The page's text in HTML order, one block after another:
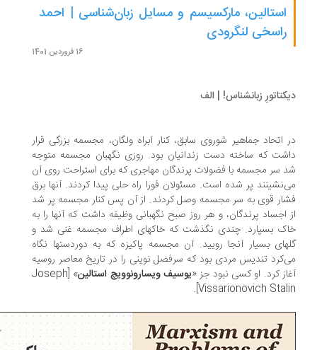
استالین، مارکسیسم و مسایل زبان‌شناسی | احمد
راسخی لنگرودی
زبانشناس! ‌| الف
اتحاد جماهیر شوروی سابق، کنار آبراه ولگان، مجسمه بزرگی قرار
که ساخته دست زندانیان بود. روزی نگهبان مجسمه متوجه
سر مجسمه با فضولات پرندگان مهاجری که برای استراحت روی آن
پر شده است. مسئولان فورا راه حلی پیدا کردند. آنها برق
قوی به سر مجسمه وصل کردند. از آن پس کنار مجسمه پر شد
اجساد پرندگان، و هر روز صبح نگهبانی وظیفه داشت که آنها را به
بسپارد. چندی نگذشت که خاکهای اطراف مجسمه غنی شد و
بسیار آنجا رویید. آن مجسمه پاکیزه که به دوردستها نگاه
تندیس مردی بود که سرفصل نوینی را در تاریخ معاصر روسیه
کرد. او کسی نبود جز «یوسیف ویسارونوویچ استالین » [Joseph
Vissarionovich